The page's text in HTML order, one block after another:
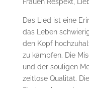
Das Lied ist eine
das Leben
den Kopf
zu kämpfen. Die
und der souligen
zeitlose Qualität.